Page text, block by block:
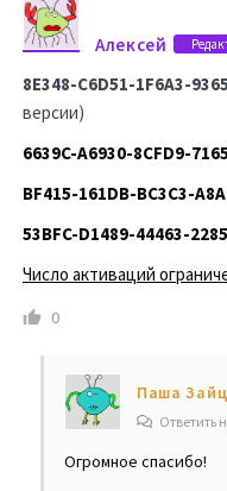
Алексей
8E348-C6D51-1F6A3-
версии)
6639C-A6930-8CFD9-
BF415-161DB-BC3C3-
53BFC-D1489-44463-
Число активаций
0
Паша
Ответить
Огромное спасибо!